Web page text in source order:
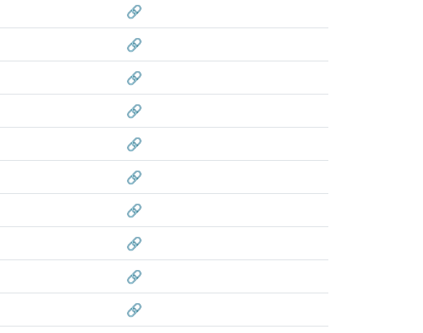
🔗
🔗
🔗
🔗
🔗
🔗
🔗
🔗
🔗
🔗